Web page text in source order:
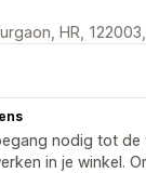
HR,
nodig tot de
in je winkel.